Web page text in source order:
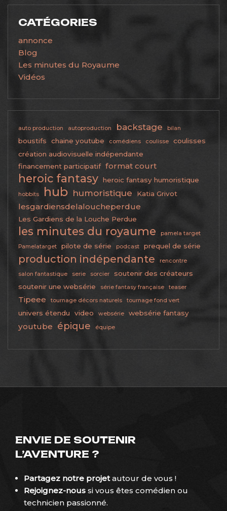
CATÉGORIES
annonce
Blog
Les minutes du Royaume
Vidéos
auto production autoproduction backstage bilan
boustifs chaine youtube comédiens coulisse
coulisses
création audiovisuelle indépendante
financement participatif format court
heroic fantasy heroic fantasy humoristique
hobbits hub humoristique Katia Grivot
lesgardiensdelaloucheperdue
Les Gardiens de la Louche Perdue
les minutes du royaume
pamela target
Pamelatarget
pilote de série podcast prequel de série
production indépendante
rencontre
salon fantastique
serie sorcier
soutenir des créateurs
soutenir une websérie
série fantasy française teaser
Tipeee tournage décors naturels tournage fond vert
univers étendu video websérie websérie fantasy
youtube épique équipe
ENVIE DE SOUTENIR
L’AVENTURE ?
Partagez notre projetautour de vous !
Rejoignez-nous si vous êtes comédien ou
technicien passionné.